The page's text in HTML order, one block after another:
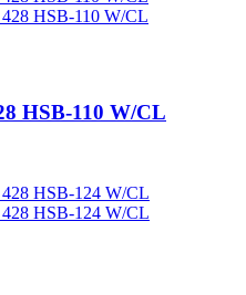
HSB-110 W/CL